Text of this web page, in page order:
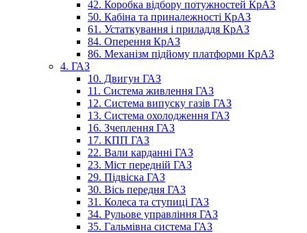
42. Коробка відбору потужностей КрАЗ
50. Кабіна та приналежності КрАЗ
61. Устаткування і приладдя КрАЗ
84. Оперення КрАЗ
86. Механізм підйому платформи КрАЗ
4. ГАЗ
10. Двигун ГАЗ
11. Система живлення ГАЗ
12. Система випуску газів ГАЗ
13. Система охолодження ГАЗ
16. Зчеплення ГАЗ
17. КПП ГАЗ
22. Вали карданні ГАЗ
23. Міст передній ГАЗ
29. Підвіска ГАЗ
30. Вісь передня ГАЗ
31. Колеса та ступиці ГАЗ
34. Рульове управління ГАЗ
35. Гальмівна система ГАЗ